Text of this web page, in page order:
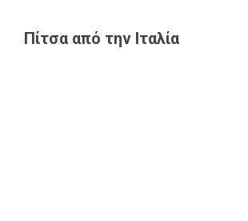
Πίτσα από την Ιταλία